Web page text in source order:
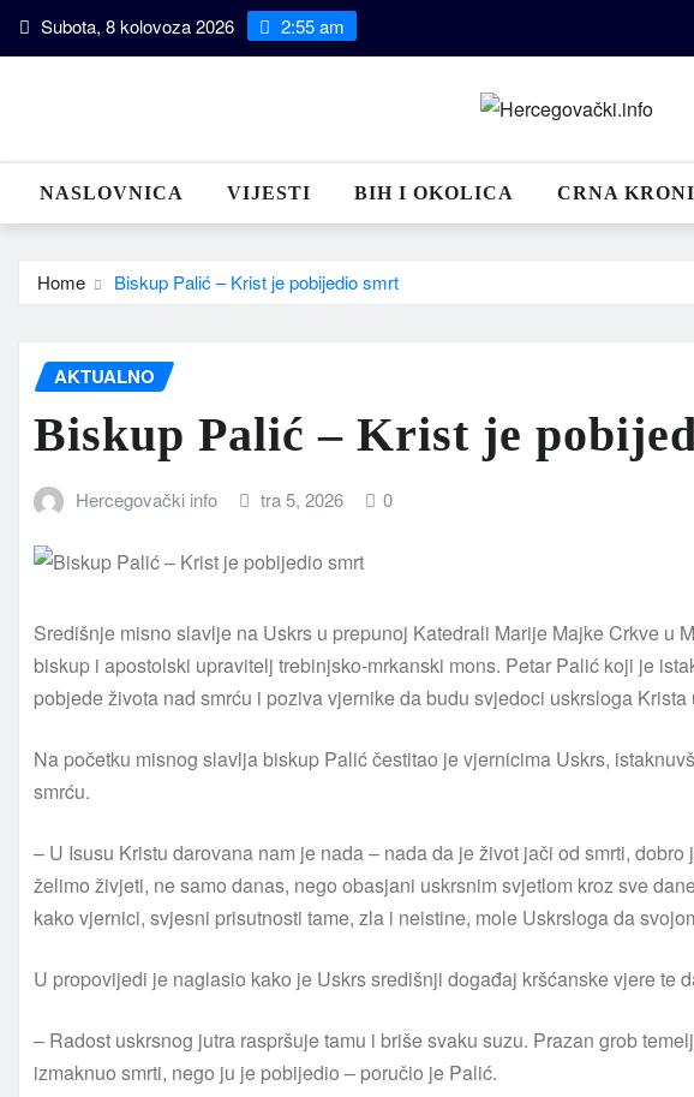
Skip Subota, 8 kolovoza 2026 2:55 am
NASLOVNICA VIJESTI BIH I OKOLICA CRNA
Home Biskup Palić – Krist je pobijedio smrt
AKTUALNO
Biskup Palić – Krist je
Hercegovački info tra 5, 2026 0
Središnje misno slavlje na Uskrs u prepunoj Katedrali Marije Majke Crkve u
biskup i apostolski upravitelj trebinjsko-mrkanski mons. Petar Palić koji je
pobjede života nad smrću i poziva vjernike da budu svjedoci uskrsloga
Na početku misnog slavlja biskup Palić čestitao je vjernicima Uskrs,
smrću.
– U Isusu Kristu darovana nam je nada – nada da je život jači od smrti,
želimo živjeti, ne samo danas, nego obasjani uskrsnim svjetlom kroz sve
kako vjernici, svjesni prisutnosti tame, zla i neistine, mole Uskrsloga da
U propovijedi je naglasio kako je Uskrs središnji događaj kršćanske vjere te
– Radost uskrsnog jutra raspršuje tamu i briše svaku suzu. Prazan grob
izmaknuo smrti, nego ju je pobijedio – poručio je Palić.